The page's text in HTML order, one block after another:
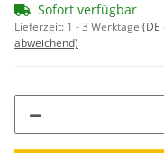
Sofort verfügbar
Lieferzeit: 1 - 3 Werktage (DE
abweichend)